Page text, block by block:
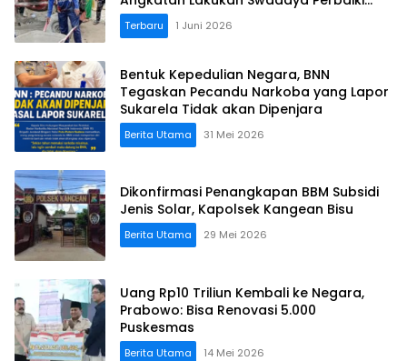
Jalan Rusak
Terbaru 1 Juni 2026
Bentuk Kepedulian Negara, BNN
Tegaskan Pecandu Narkoba yang Lapor
Sukarela Tidak akan Dipenjara
Berita Utama 31 Mei 2026
Dikonfirmasi Penangkapan BBM Subsidi
Jenis Solar, Kapolsek Kangean Bisu
Berita Utama 29 Mei 2026
Uang Rp10 Triliun Kembali ke Negara,
Prabowo: Bisa Renovasi 5.000
Puskesmas
Berita Utama 14 Mei 2026